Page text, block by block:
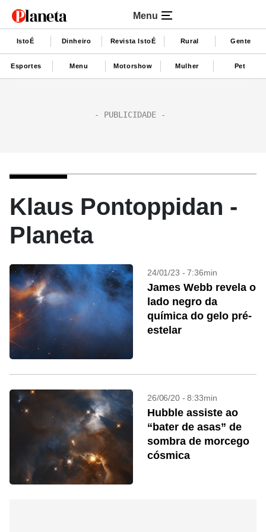
Menu
IstoÉ Dinheiro Revista IstoÉ Rural Gente
Esportes Menu Motorshow Mulher Pet
Klaus Pontoppidan -
Planeta
24/01/23 - 7:36min
James Webb revela o
lado negro da
química do gelo pré-
estelar
26/06/20 - 8:33min
Hubble assiste ao
“bater de asas” de
sombra de morcego
cósmica